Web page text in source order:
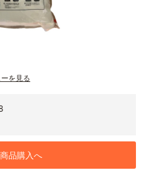
を見る
商品購入へ